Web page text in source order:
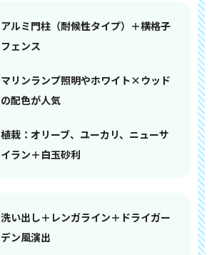
アルミ門柱（耐候性タイプ）＋横格子
フェンス
マリンランプ照明やホワイト×ウッド
の配色が人気
植栽：オリーブ、ユーカリ、ニューサ
イラン＋白玉砂利
洗い出し＋レンガライン＋ドライガー
デン風演出